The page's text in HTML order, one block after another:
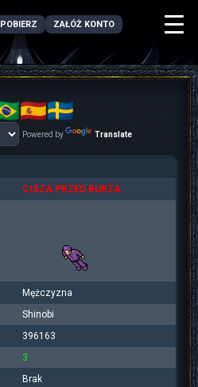
POBIERZ ZAŁÓŻ KONTO
Powered by Translate
CISZA PRZED BURZA
Mężczyzna
Shinobi
396163
3
Brak